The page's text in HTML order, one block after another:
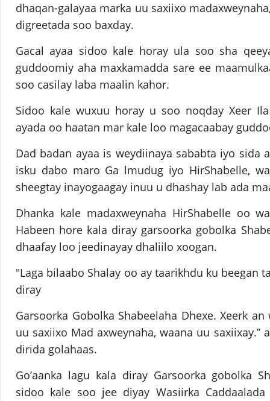
dhaqan-galayaa marka uu saxiixo
digreetada soo baxday.
Gacal ayaa sidoo kale horay ula soo sha
guddoomiy aha maxkamadda sare ee
soo casilay laba maalin kahor.
Sidoo kale wuxuu horay u soo noqday Xeer
ayada oo haatan mar kale loo magacaabay
Dad badan ayaa is weydiinaya sababta iyo sida
isku dabo maro Ga lmudug iyo HirShabelle,
sheegtay inayogaagay inuu u dhashay lab ada
Dhanka kale madaxweynaha HirShabelle oo
Habeen hore kala diray garsoorka gobolka
dhaafay loo jeedinayay dhaliilo xoogan.
"Laga bilaabo Shalay oo ay taarikhdu ku beegan
diray
Garsoorka Gobolka Shabeelaha Dhexe. Xeerk
uu saxiixo Mad axweynaha, waana uu saxiixay.”
dirida golahaas.
Go’aanka lagu kala diray Garsoorka gobolka
sidoo kale soo jee diyay Wasiirka